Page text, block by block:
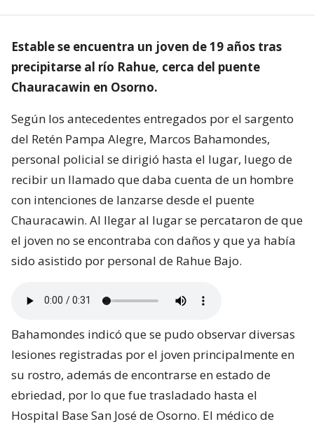
Estable se encuentra un joven de 19 años tras
precipitarse al río Rahue, cerca del puente
Chauracawin en Osorno.
Según los antecedentes entregados por el sargento
del Retén Pampa Alegre, Marcos Bahamondes,
personal policial se dirigió hasta el lugar, luego de
recibir un llamado que daba cuenta de un hombre
con intenciones de lanzarse desde el puente
Chauracawin. Al llegar al lugar se percataron de que
el joven no se encontraba con daños y que ya había
sido asistido por personal de Rahue Bajo.
Bahamondes indicó que se pudo observar diversas
lesiones registradas por el joven principalmente en
su rostro, además de encontrarse en estado de
ebriedad, por lo que fue trasladado hasta el
Hospital Base San José de Osorno. El médico de